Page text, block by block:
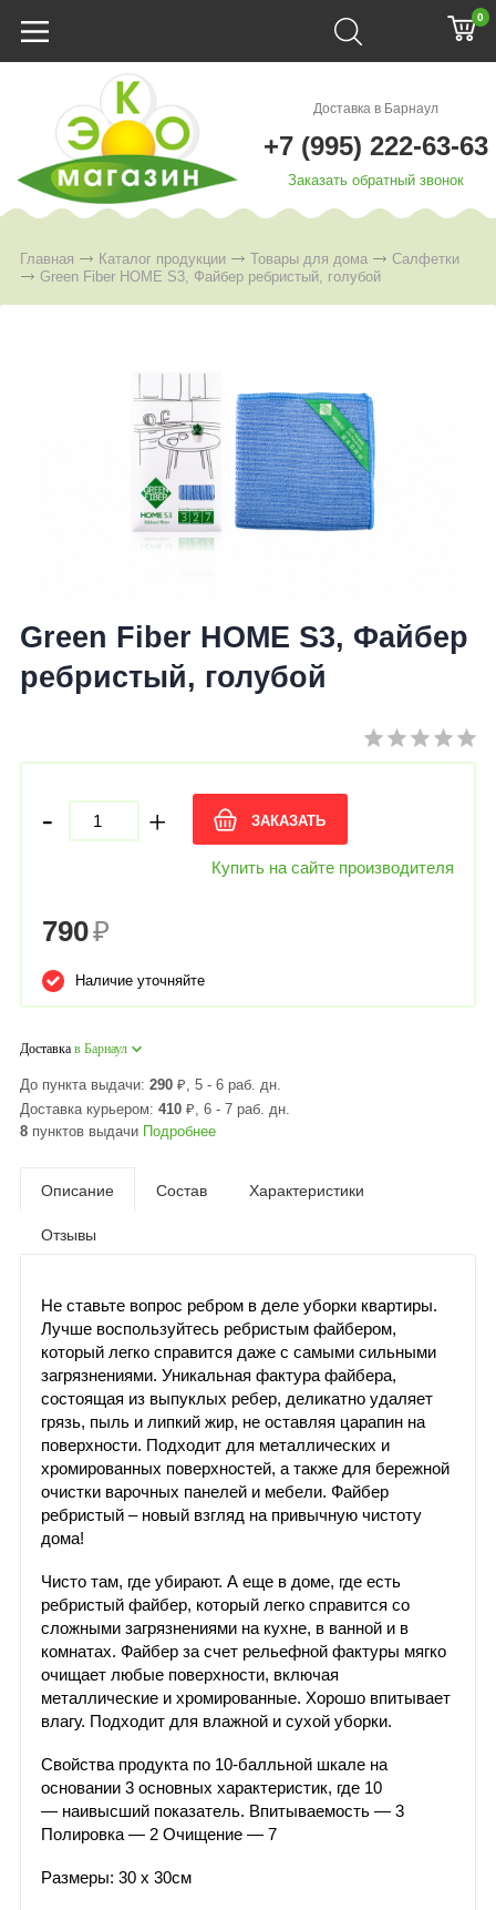
0
Доставка в Барнаул
+7 (995) 222-63-63
Заказать обратный звонок
Главная Каталог продукции Товары для дома
Салфетки
Green Fiber HOME S3, Файбер ребристый, голубой
Green Fiber HOME S3, Файбер
ребристый, голубой
- + ЗАКАЗАТЬ
Купить на сайте производителя
790₽
Наличие уточняйте
Доставка в Барнаул
До пункта выдачи: 290 ₽, 5 - 6 раб. дн.
Доставка курьером: 410 ₽, 6 - 7 раб. дн.
8 пунктов выдачи Подробнее
Описание Состав Характеристики
Отзывы
Не ставьте вопрос ребром в деле уборки квартиры.
Лучше воспользуйтесь ребристым файбером,
который легко справится даже с самыми сильными
загрязнениями. Уникальная фактура файбера,
состоящая из выпуклых ребер, деликатно удаляет
грязь, пыль и липкий жир, не оставляя царапин на
поверхности. Подходит для металлических и
хромированных поверхностей, а также для бережной
очистки варочных панелей и мебели. Файбер
ребристый – новый взгляд на привычную чистоту
дома!
Чисто там, где убирают. А еще в доме, где есть
ребристый файбер, который легко справится со
сложными загрязнениями на кухне, в ванной и в
комнатах. Файбер за счет рельефной фактуры мягко
очищает любые поверхности, включая
металлические и хромированные. Хорошо впитывает
влагу. Подходит для влажной и сухой уборки.
Свойства продукта по 10-балльной шкале на
основании 3 основных характеристик, где 10
— наивысший показатель. Впитываемость — 3
Полировка — 2 Очищение — 7
Размеры: 30 х 30см